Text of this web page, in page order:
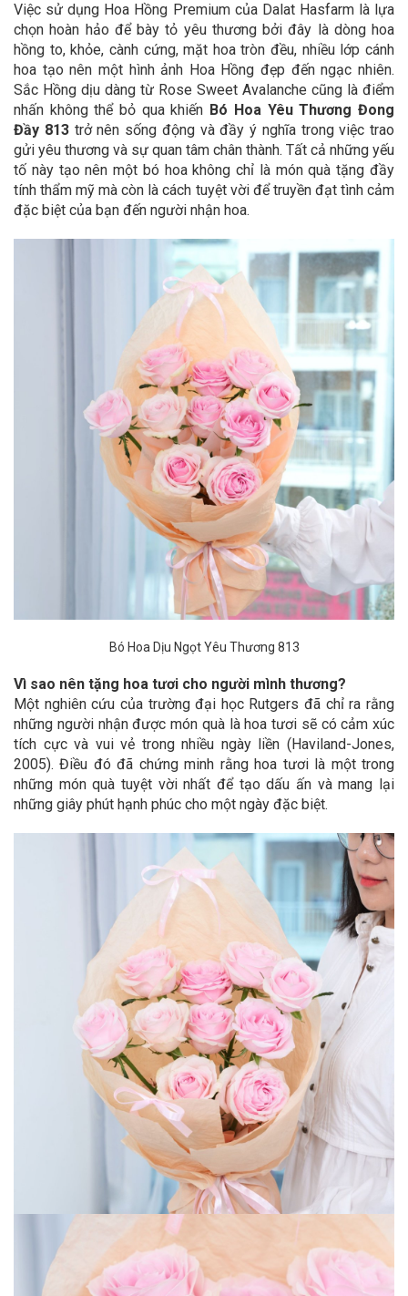
Việc sử dụng Hoa Hồng Premium của Dalat Hasfarm là lựa
chọn hoàn hảo để bày tỏ yêu thương bởi đây là dòng hoa
hồng to, khỏe, cành cứng, mặt hoa tròn đều, nhiều lớp cánh
hoa tạo nên một hình ảnh Hoa Hồng đẹp đến ngạc nhiên.
Sắc Hồng dịu dàng từ Rose Sweet Avalanche cũng là điểm
nhấn không thể bỏ qua khiến Bó Hoa Yêu Thương Đong
Đầy 813trở nên sống động và đầy ý nghĩa trong việc trao
gửi yêu thương và sự quan tâm chân thành. Tất cả những yếu
tố này tạo nên một bó hoa không chỉ là món quà tặng đầy
tính thẩm mỹ mà còn là cách tuyệt vời để truyền đạt tình cảm
đặc biệt của bạn đến người nhận hoa.
Bó Hoa Dịu Ngọt Yêu Thương 813
Vì sao nên tặng hoa tươi cho người mình thương?
Một nghiên cứu của trường đại học Rutgers đã chỉ ra rằng
những người nhận được món quà là hoa tươi sẽ có cảm xúc
tích cực và vui vẻ trong nhiều ngày liền (Haviland-Jones,
2005). Điều đó đã chứng minh rằng hoa tươi là một trong
những món quà tuyệt vời nhất để tạo dấu ấn và mang lại
những giây phút hạnh phúc cho một ngày đặc biệt.